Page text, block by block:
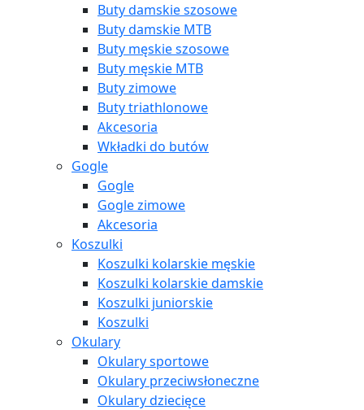
Buty damskie szosowe
Buty damskie MTB
Buty męskie szosowe
Buty męskie MTB
Buty zimowe
Buty triathlonowe
Akcesoria
Wkładki do butów
Gogle
Gogle
Gogle zimowe
Akcesoria
Koszulki
Koszulki kolarskie męskie
Koszulki kolarskie damskie
Koszulki juniorskie
Koszulki
Okulary
Okulary sportowe
Okulary przeciwsłoneczne
Okulary dziecięce